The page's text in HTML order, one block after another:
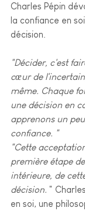
Charles Pépin
la confiance en
décision.
"Décider, c'est
cœur de
même. Chaque
une décision en
apprenons un
confiance. "
"Cette
première étape
intérieure, de
décision. "
en soi, une